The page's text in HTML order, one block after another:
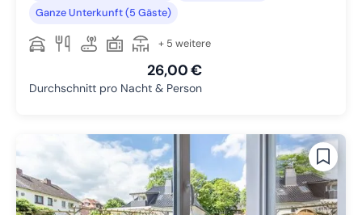
Ganze Unterkunft (5 Gäste)
+ 5 weitere
26,00 €
Durchschnitt pro Nacht & Person